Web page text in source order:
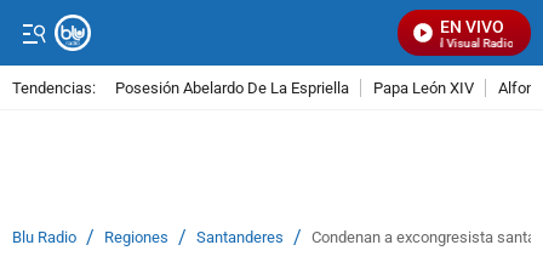
EN VIVO
Señal Visual Radio
Tendencias: Posesión Abelardo De La Espriella Papa León XIV
Blu Radio / Regiones / Santanderes / Condenan a excongresista